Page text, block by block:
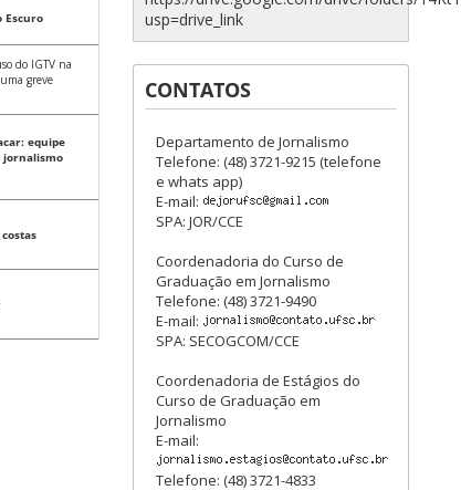
Escuro
do IGTV na
greve
equipe
jornalismo
usp=drive_link
CONTATOS
Departamento de Jornalismo
Telefone: (48) 3721-9215 (telefone
e whats app)
E-mail:
SPA: JOR/CCE
Coordenadoria do Curso de
Graduação em Jornalismo
Telefone: (48) 3721-9490
E-mail:
SPA: SECOGCOM/CCE
Coordenadoria de Estágios do
Curso de Graduação em
Jornalismo
E-mail:
Telefone: (48) 3721-4833